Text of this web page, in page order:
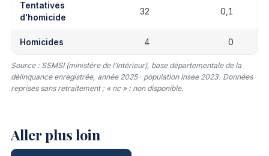
Tentatives
d'homicide
32 0,1
Homicides 4 0
Source : SSMSI (ministère de l’Intérieur), base départementale de la
délinquance enregistrée, année 2025 · population Insee 2023. Données
reprises sans retraitement ; « nc » : non disponible.
Aller plus loin